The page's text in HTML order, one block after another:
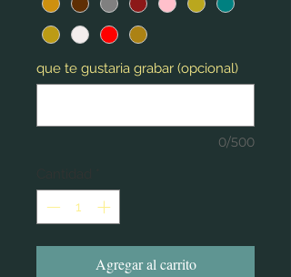
que te gustaria grabar (opcional)
0/500
Agregar al carrito